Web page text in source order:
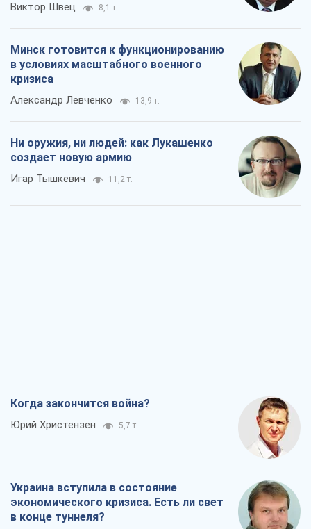
Виктор Швец 8,1 т.
Минск готовится к функционированию
в условиях масштабного военного
кризиса
Александр Левченко 13,9 т.
Ни оружия, ни людей: как Лукашенко
создает новую армию
Игар Тышкевич 11,2 т.
Когда закончится война?
Юрий Христензен 5,7 т.
Украина вступила в состояние
экономического кризиса. Есть ли свет
в конце туннеля?